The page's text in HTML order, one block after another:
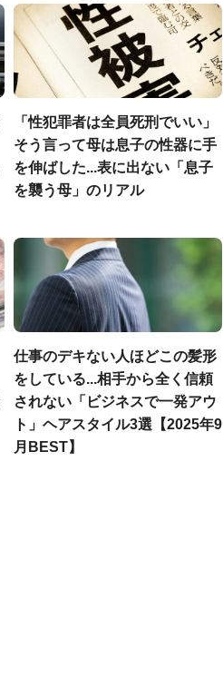
「性犯罪者は全員死刑でいい」
そう言って母は息子の性器に手
を伸ばした...表に出ない「息子
を襲う母」のリアル
仕事のデキない人ほどこの髪形
をしている...相手から全く信頼
されない「ビジネスで一発アウ
ト」ヘアスタイル3選【2025年9
月BEST】